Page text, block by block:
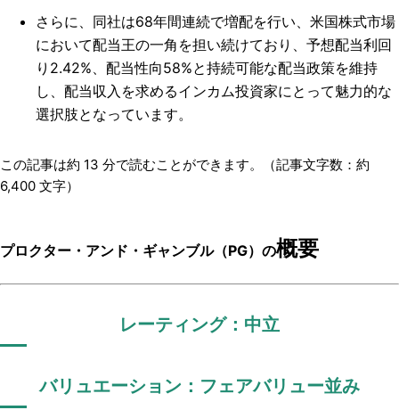
さらに、同社は68年間連続で増配を行い、米国株式市場
において配当王の一角を担い続けており、予想配当利回
り2.42%、配当性向58%と持続可能な配当政策を維持
し、配当収入を求めるインカム投資家にとって魅力的な
選択肢となっています。
この記事は約 13 分で読むことができます。（記事文字数：約
6,400 文字）
プロクター・アンド・ギャンブル（PG）の概要
レーティング：中立
バリュエーション：フェアバリュー並み